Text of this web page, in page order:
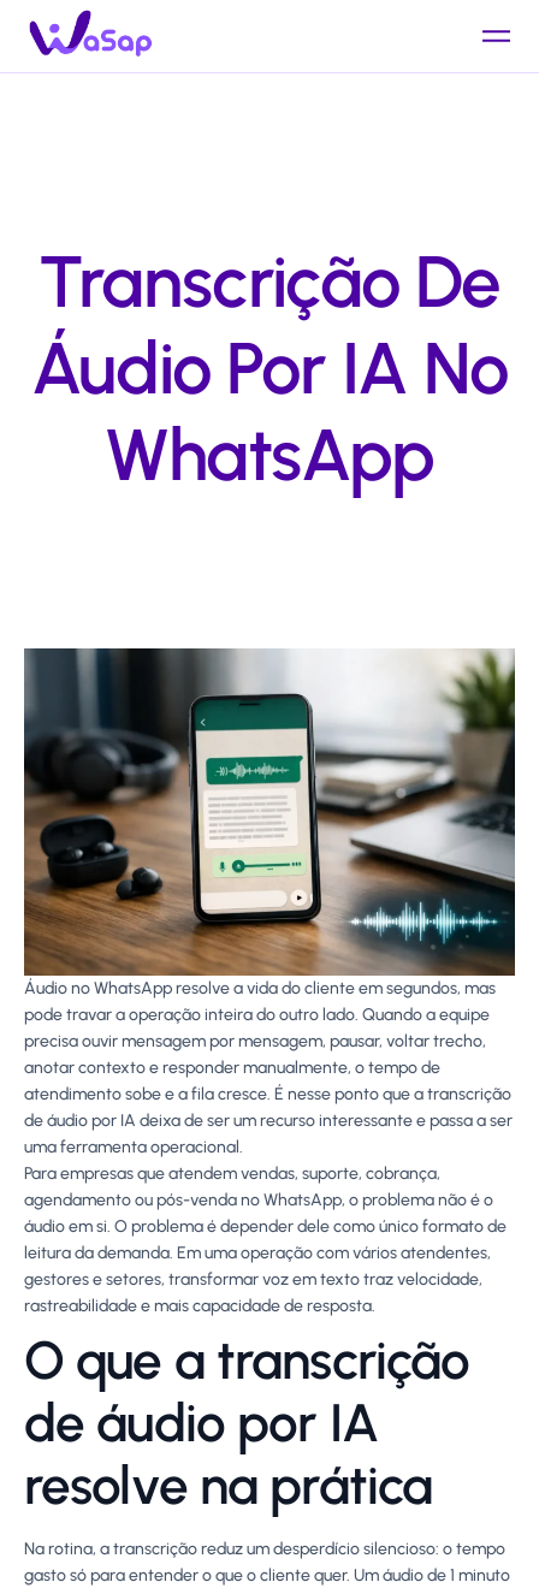
Transcrição De
Áudio Por IA No
WhatsApp
Áudio no WhatsApp resolve a vida do cliente em segundos, mas
pode travar a operação inteira do outro lado. Quando a equipe
precisa ouvir mensagem por mensagem, pausar, voltar trecho,
anotar contexto e responder manualmente, o tempo de
atendimento sobe e a fila cresce. É nesse ponto que a transcrição
de áudio por IA deixa de ser um recurso interessante e passa a ser
uma ferramenta operacional.
Para empresas que atendem vendas, suporte, cobrança,
agendamento ou pós-venda no WhatsApp, o problema não é o
áudio em si. O problema é depender dele como único formato de
leitura da demanda. Em uma operação com vários atendentes,
gestores e setores, transformar voz em texto traz velocidade,
rastreabilidade e mais capacidade de resposta.
O que a transcrição
de áudio por IA
resolve na prática
Na rotina, a transcrição reduz um desperdício silencioso: o tempo
gasto só para entender o que o cliente quer. Um áudio de 1 minuto